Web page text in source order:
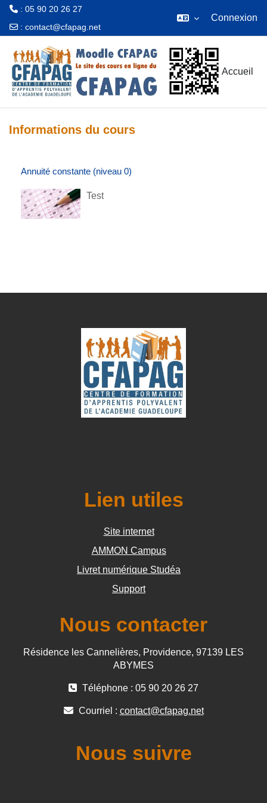
: 05 90 20 26 27
: contact@cfapag.net
Connexion
Accueil
Informations du cours
Annuité constante (niveau 0)
Test
Lien utiles
Site internet
AMMON Campus
Livret numérique Studéa
Support
Nous contacter
Résidence les Cannelières, Providence, 97139 LES
ABYMES
Téléphone : 05 90 20 26 27
Courriel : contact@cfapag.net
Nous suivre